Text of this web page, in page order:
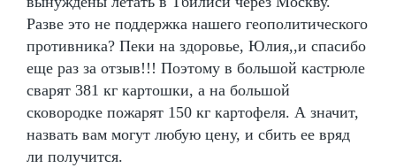
Разве это не поддержка нашего геополитического
противника? Пеки на здоровье, Юлия,,и спасибо
еще раз за отзыв!!! Поэтому в большой кастрюле
сварят 381 кг картошки, а на большой
сковородке пожарят 150 кг картофеля. А значит,
назвать вам могут любую цену, и сбить ее вряд
ли получится.